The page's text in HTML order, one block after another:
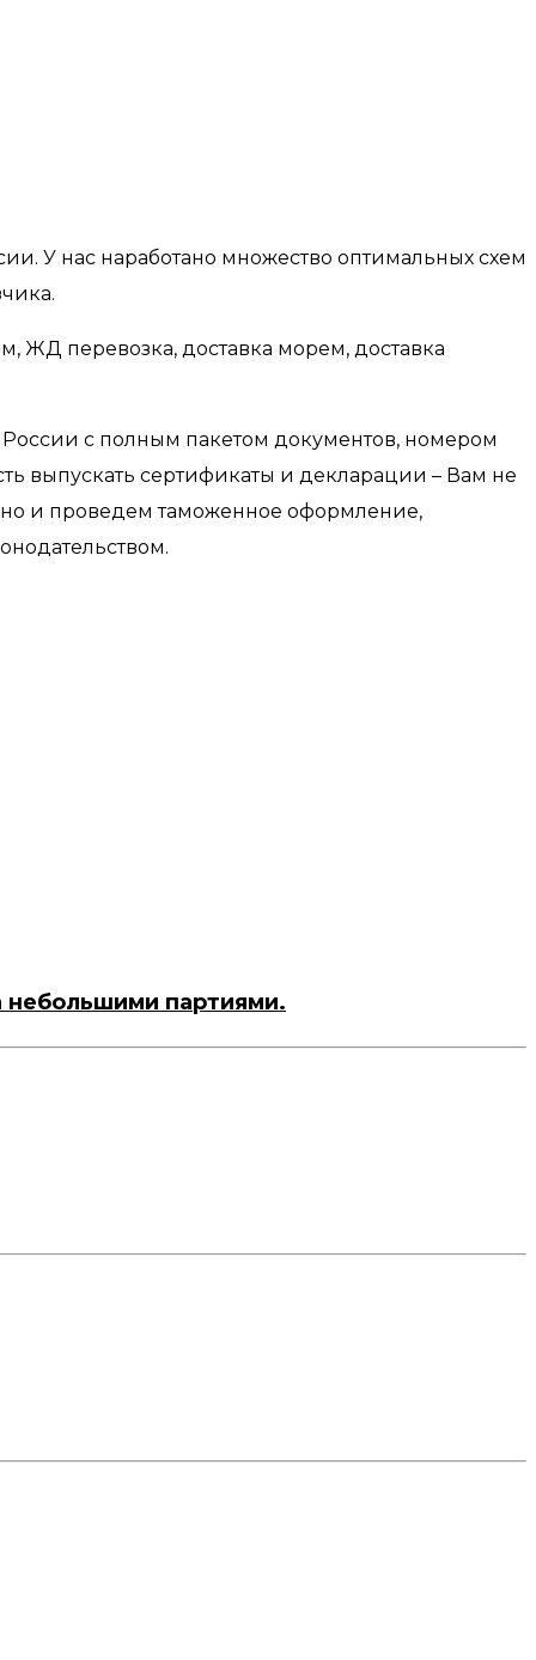
У нас наработано множество оптимальных схем
ЖД перевозка, доставка морем, доставка
с полным пакетом документов, номером
выпускать сертификаты и декларации – Вам не
но и проведем таможенное оформление,
небольшими партиями.